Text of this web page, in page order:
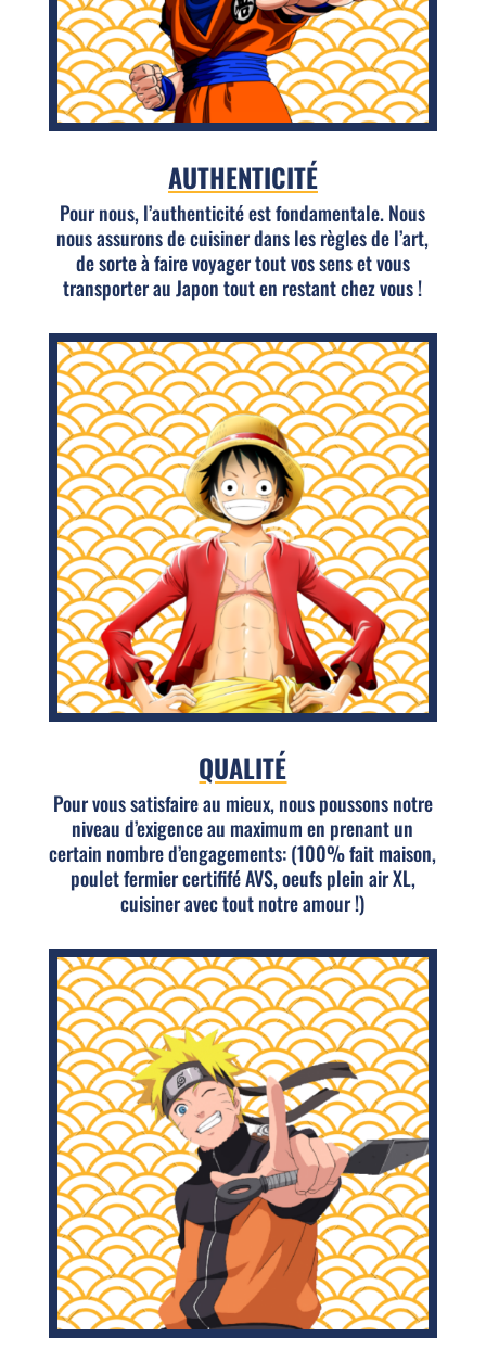
AUTHENTICITÉ
Pour nous, l’authenticité est fondamentale. Nous
nous assurons de cuisiner dans les règles de l’art,
de sorte à faire voyager tout vos sens et vous
transporter au Japon tout en restant chez vous !
QUALITÉ
Pour vous satisfaire au mieux, nous poussons notre
niveau d’exigence au maximum en prenant un
certain nombre d’engagements: (100% fait maison,
poulet fermier certififé AVS, oeufs plein air XL,
cuisiner avec tout notre amour !)